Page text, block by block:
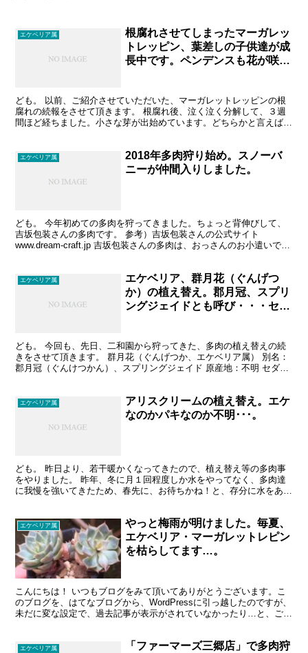
エケベリア属
根腐れさせてしまったマーガレッ
トレッピン、葉差しの子供達が成
長中です。ペンデンスも花が咲き
ども。 以前、ご紹介させていただいた、マーガレットレッピンの根
腐れの続報をさせて頂きます。 根腐れ後、泣く泣く分解して、３週
間ほど経ちました。小さな芽が出始めています。どちらかと言えば、
エケベリア属
2018年多肉狩り始め。スノーバ
ニーが仲間入りしました。
ども。 今年初めての多肉を狩ってきました。ちょっと背伸びして、
吉坂包装さんの多肉です。 参考）吉坂包装さんの公式サイト
www.dream-craft.jp 吉坂包装さんの多肉は、おっさんのお小遣いで
エケベリア属
エケベリア、群月花（ぐんげつ
か）の植え替え。郡月冠、スプリ
ングジェイドとも呼び・・・セデ
ども。 今回も、先日、二和園から狩ってきた、多肉の植え替えの続
きをさせて頂きます。 群月花（ぐんげつか、エケベリア属） 別名：
郡月冠（ぐんけつかん）、スプリングジェイド 原産地：不明 セダム
エケベリア属
アリスクリームの植え替え。エケ
なのかパキなのか不明･･･。
ども。 昨日より、若干暖かくなってきたので、植え替え等の多肉事
をやりました。 昨年、冬に月１回程度しか水をやってなく、多肉達
に我慢を強いてきたため、春先に、お待ちかね！と、存分に水をあげ
エケベリア属
やっと梅雨が明けました。毎夏、
エケベリア・マーガレットレピン
を枯らしてます…。
こんにちは！ いつもブログをみて頂いてありがとうございます。こ
のブログを、はてなブログから、WordPressに引っ越したのですが、
未だに変な設定で、過去記事が表示がされていなかったり…と、ご迷
エケベリア属
「ファーマーズ三郷店」で多肉狩